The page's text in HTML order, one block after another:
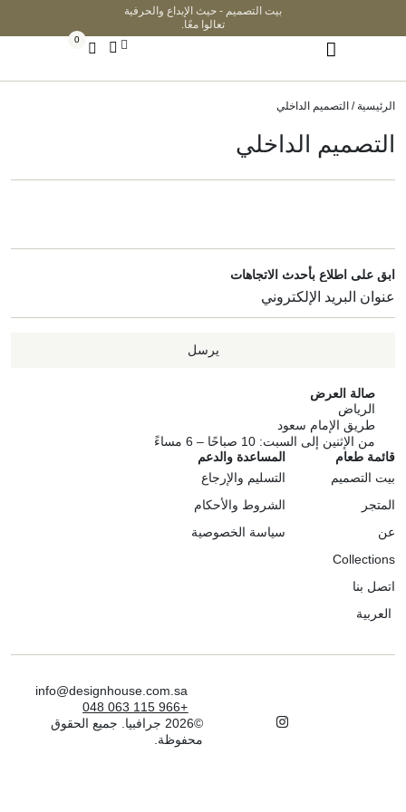
بيت التصميم - حيث الإبداع والحرفية
تعالوا معًا.
0
الرئيسية / التصميم الداخلي
التصميم الداخلي
ابق على اطلاع بأحدث الاتجاهات
يرسل
صالة العرض
الرياض
طريق الإمام سعود
من الإثنين إلى السبت: 10 صباحًا – 6 مساءً
قائمة طعام
بيت التصميم
المتجر
عن
Collections
اتصل بنا
العربية
المساعدة والدعم
التسليم والإرجاع
الشروط والأحكام
سياسة الخصوصية
info@designhouse.com.sa
+966 115 063 048
©2026 جرافبيا. جميع الحقوق
محفوظة.